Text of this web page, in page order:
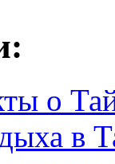
о
в